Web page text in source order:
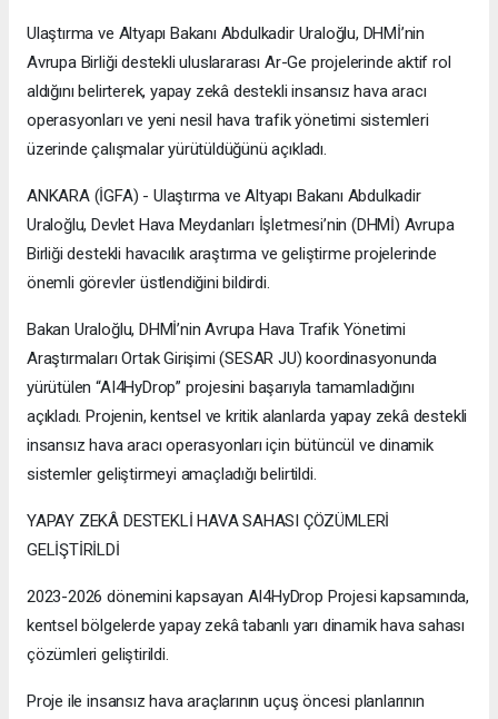
Ulaştırma ve Altyapı Bakanı Abdulkadir Uraloğlu, DHMİ’nin
Avrupa Birliği destekli uluslararası Ar-Ge projelerinde aktif rol
aldığını belirterek, yapay zekâ destekli insansız hava aracı
operasyonları ve yeni nesil hava trafik yönetimi sistemleri
üzerinde çalışmalar yürütüldüğünü açıkladı.
ANKARA (İGFA) - Ulaştırma ve Altyapı Bakanı Abdulkadir
Uraloğlu, Devlet Hava Meydanları İşletmesi’nin (DHMİ) Avrupa
Birliği destekli havacılık araştırma ve geliştirme projelerinde
önemli görevler üstlendiğini bildirdi.
Bakan Uraloğlu, DHMİ’nin Avrupa Hava Trafik Yönetimi
Araştırmaları Ortak Girişimi (SESAR JU) koordinasyonunda
yürütülen “AI4HyDrop” projesini başarıyla tamamladığını
açıkladı. Projenin, kentsel ve kritik alanlarda yapay zekâ destekli
insansız hava aracı operasyonları için bütüncül ve dinamik
sistemler geliştirmeyi amaçladığı belirtildi.
YAPAY ZEKÂ DESTEKLİ HAVA SAHASI ÇÖZÜMLERİ
GELİŞTİRİLDİ
2023-2026 dönemini kapsayan AI4HyDrop Projesi kapsamında,
kentsel bölgelerde yapay zekâ tabanlı yarı dinamik hava sahası
çözümleri geliştirildi.
Proje ile insansız hava araçlarının uçuş öncesi planlarının